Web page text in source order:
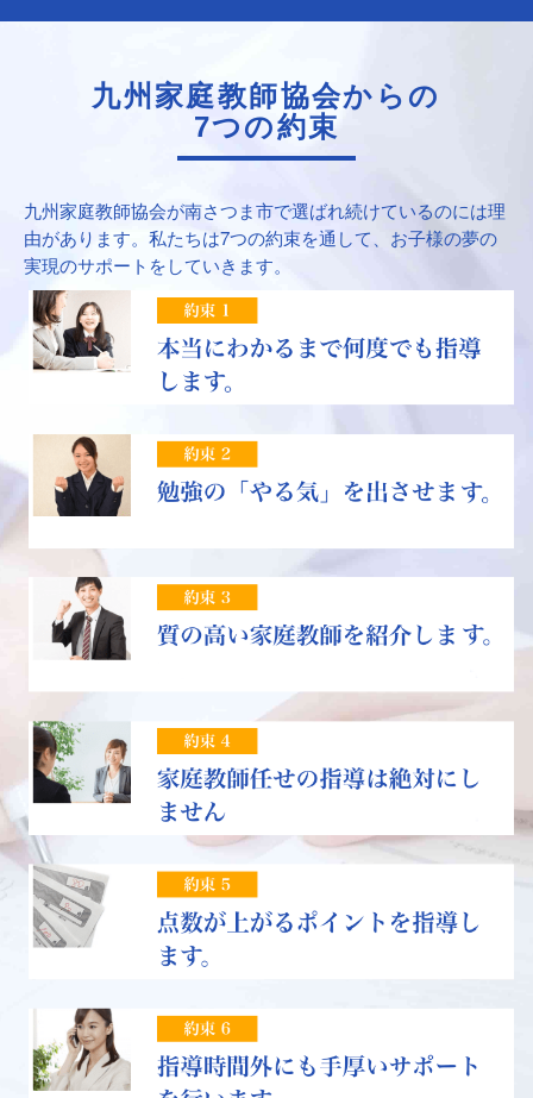
九州家庭教師協会からの
7つの約束
九州家庭教師協会が南さつま市で選ばれ続けているのには理
由があります。私たちは7つの約束を通して、お子様の夢の
実現のサポートをしていきます。